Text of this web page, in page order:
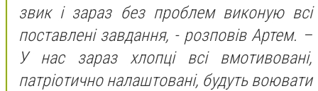
звик і зараз без проблем виконую всі
поставлені завдання, - розповів Артем. –
У нас зараз хлопці всі вмотивовані,
патріотично налаштовані, будуть воювати